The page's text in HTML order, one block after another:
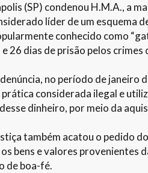
(SP) condenou H.M.A., a
líder de um esquema
conhecido como
e 26 dias de prisão pelos
no período de
prática considerada ilegal e
dinheiro, por meio da
também acatou o pedido
bens e valores provenientes
de boa-fé.